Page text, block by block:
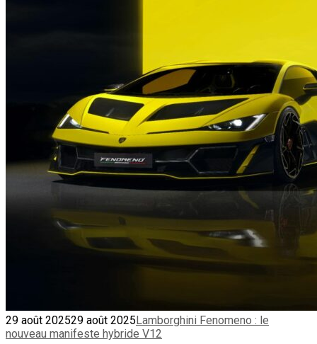
29 août 202529 août 2025Lamborghini Fenomeno : le
nouveau manifeste hybride V12